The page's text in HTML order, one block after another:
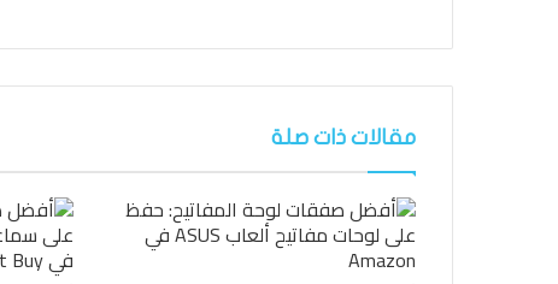
مقالات ذات صلة